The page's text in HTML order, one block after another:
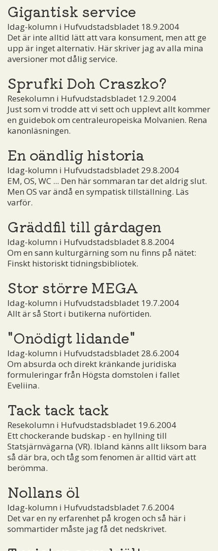
Gigantisk service
Idag-kolumn i Hufvudstadsbladet 18.9.2004
Det är inte alltid lätt att vara konsument, men att ge
upp är inget alternativ. Här skriver jag av alla mina
aversioner mot dålig service.
Sprufki Doh Craszko?
Resekolumn i Hufvudstadsbladet 12.9.2004
Just som vi trodde att vi sett och upplevt allt kommer
en guidebok om centraleuropeiska Molvanien. Rena
kanonläsningen.
En oändlig historia
Idag-kolumn i Hufvudstadsbladet 29.8.2004
EM, OS, WC ... Den här sommaran tar det aldrig slut.
Men OS var ändå en sympatisk tillställning. Läs
varför.
Gräddfil till gårdagen
Idag-kolumn i Hufvudstadsbladet 8.8.2004
Om en sann kulturgärning som nu finns på nätet:
Finskt historiskt tidningsbibliotek.
Stor större MEGA
Idag-kolumn i Hufvudstadsbladet 19.7.2004
Allt är så Stort i butikerna nuförtiden.
"Onödigt lidande"
Idag-kolumn i Hufvudstadsbladet 28.6.2004
Om absurda och direkt kränkande juridiska
formuleringar från Högsta domstolen i fallet
Eveliina.
Tack tack tack
Resekolumn i Hufvudstadsbladet 19.6.2004
Ett chockerande budskap - en hyllning till
Statsjärnvägarna (VR). Ibland känns allt liksom bara
så där bra, och tåg som fenomen är alltid värt att
berömma.
Nollans öl
Idag-kolumn i Hufvudstadsbladet 7.6.2004
Det var en ny erfarenhet på krogen och så här i
sommartider måste jag få det nedskrivet.